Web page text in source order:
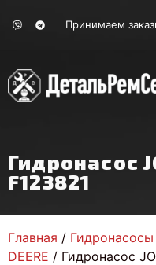
Принимаем
Гидронасос
F123821
Главная / Гидронасосы
DEERE / Гидронасос